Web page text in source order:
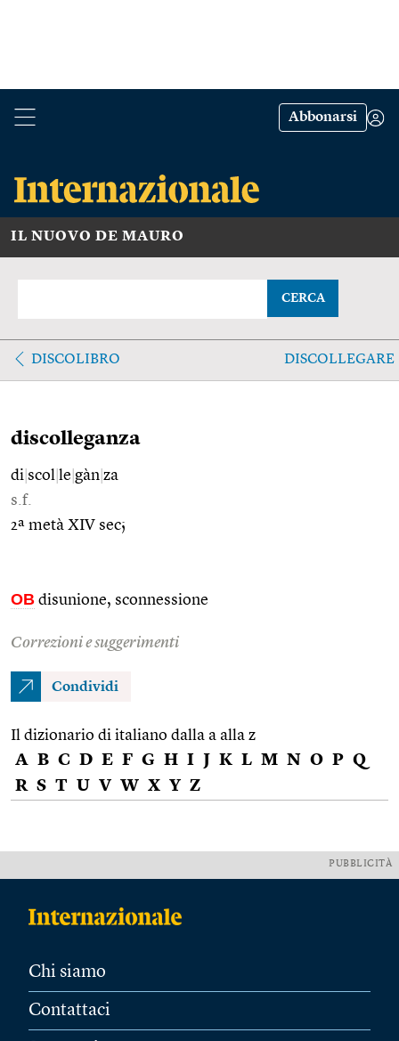
Abbonarsi
IL NUOVO DE MAURO
CERCA
DISCOLIBRO DISCOLLEGARE
discolleganza
di scol le gàn za
s.f.
2ª metà XIV sec;
OB disunione, sconnessione
Correzioni e suggerimenti
Condividi
Il dizionario di italiano dalla a alla z
A B C D E F G H I J K L M N O P Q
R S T U V W X Y Z
PUBBLICITÀ
Chi siamo
Contattaci